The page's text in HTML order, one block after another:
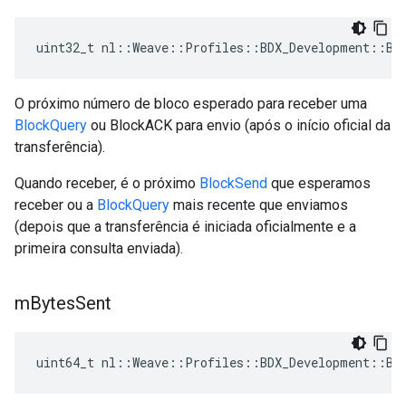
uint32_t
O próximo número de bloco esperado para receber uma
BlockQuery ou BlockACK para envio (após o início oficial da
transferência).
Quando receber, é o próximo BlockSend que esperamos
receber ou a BlockQuery mais recente que enviamos
(depois que a transferência é iniciada oficialmente e a
primeira consulta enviada).
mBytesSent
uint64_t